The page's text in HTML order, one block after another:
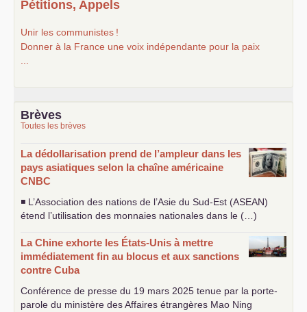
Pétitions, Appels
Unir les communistes !
Donner à la France une voix indépendante pour la paix
Brèves
Toutes les brèves
La dédollarisation prend de l’ampleur dans les
pays asiatiques selon la chaîne américaine
CNBC
◾ L’Association des nations de l’Asie du Sud-Est (ASEAN)
étend l’utilisation des monnaies nationales dans le (…)
La Chine exhorte les États-Unis à mettre
immédiatement fin au blocus et aux sanctions
contre Cuba
Conférence de presse du 19 mars 2025 tenue par la porte-
parole du ministère des Affaires étrangères Mao Ning